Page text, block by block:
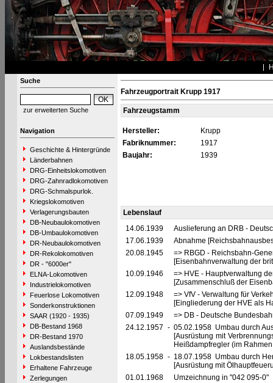
Suche
zur erweiterten Suche
Navigation
Geschichte & Hintergründe
Länderbahnen
DRG-Einheitslokomotiven
DRG-Zahnradlokomotiven
DRG-Schmalspurlok.
Kriegslokomotiven
Verlagerungsbauten
DB-Neubaulokomotiven
DB-Umbaulokomotiven
DR-Neubaulokomotiven
DR-Rekolokomotiven
DR - "6000er"
ELNA-Lokomotiven
Industrielokomotiven
Feuerlose Lokomotiven
Sonderkonstruktionen
SAAR (1920 - 1935)
DB-Bestand 1968
DR-Bestand 1970
Auslandsbestände
Lokbestandslisten
Erhaltene Fahrzeuge
Zerlegungen
Fahrzeugportrait Krupp 1917
Fahrzeugstamm
Hersteller:
Krupp
Fabriknummer:
1917
Baujahr:
1939
Lebenslauf
14.06.1939
Auslieferung an DRB -
17.06.1939
Abnahme
20.08.1945
=> RBGD - Reichsbahn-
[Eisenbahnverwaltung der
10.09.1946
=> HVE - Hauptverwaltung
[Zusammenschluß der
12.09.1948
=> VfV - Verwaltung für
[Eingliederung der HVE als
07.09.1949
=> DB - Deutsche
24.12.1957 - 05.02.1958 Umbau durch
[Ausrüstung mit
Heißdampfregler (im
18.05.1958 - 18.07.1958 Umbau durch
[Ausrüstung mit
01.01.1968
Umzeichnung in "042 095-0"